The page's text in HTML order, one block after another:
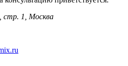
стр. 1, Москва